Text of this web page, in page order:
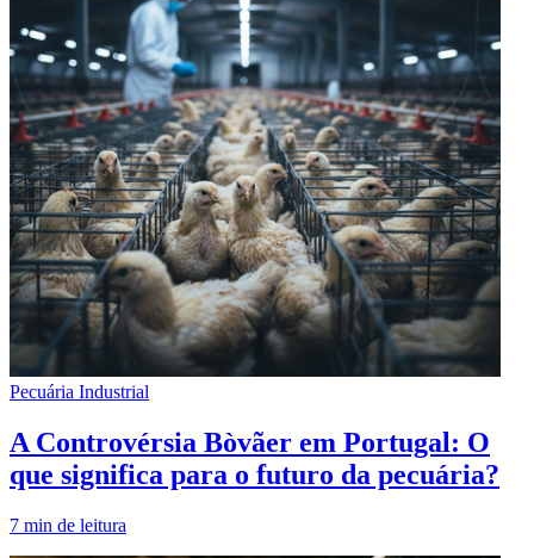
Pecuária Industrial
A Controvérsia Bòvãer em Portugal: O
que significa para o futuro da pecuária?
7 min de leitura